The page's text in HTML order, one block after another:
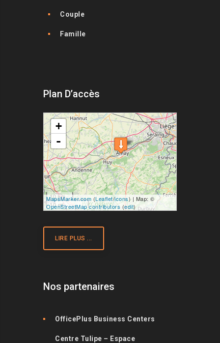
Couple
Famille
Plan D’accès
loading map - please wait...
+
-
10 km
10 mi
MapsMarker.com (Leaflet/icons) | Map: ©
OpenStreetMap contributors (edit)
LIRE PLUS ...
Nos partenaires
OfficePlus Business Centers
Centre Tulipe – Espace